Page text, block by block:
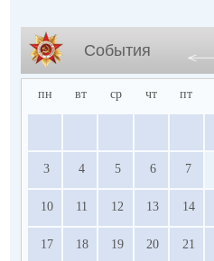
События
пн вт ср чт пт
3 4 5 6 7
10 11 12 13 14
17 18 19 20 21